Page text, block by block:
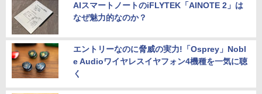
AIスマートノートのiFLYTEK「AINOTE 2」は
なぜ魅力的なのか？
エントリーなのに脅威の実力!「Osprey」Nobl
e Audioワイヤレスイヤフォン4機種を一気に聴
く